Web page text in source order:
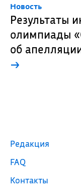
Новость
Результаты
олимпиады
об
→
Редакция
FAQ
Контакты